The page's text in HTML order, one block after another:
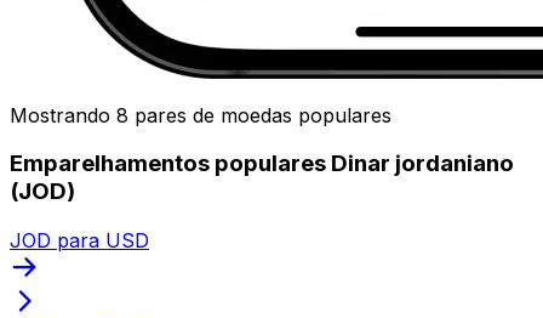
Mostrando 8 pares de moedas populares
Emparelhamentos populares Dinar jordaniano
(JOD)
JOD para USD